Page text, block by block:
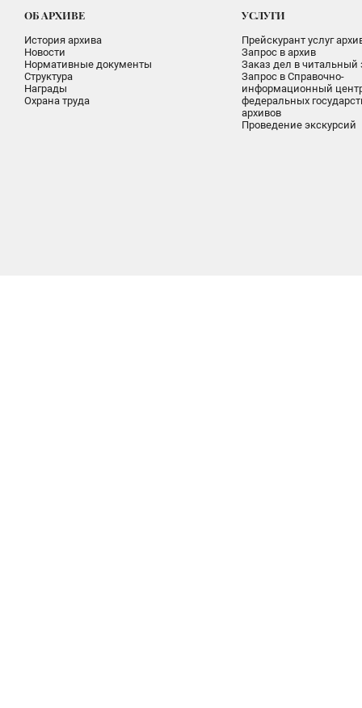
ОБ АРХИВЕ
История архива
Новости
Нормативные документы
Структура
Награды
Охрана труда
УСЛУГИ
Прейскурант услуг
Запрос в архив
Заказ дел в читальный
Запрос в Справочно-
информационный
федеральных
архивов
Проведение экскурсий